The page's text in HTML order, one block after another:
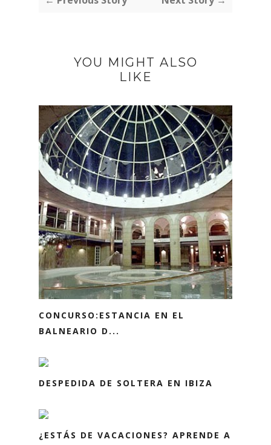
YOU MIGHT ALSO
LIKE
CONCURSO:ESTANCIA EN EL
BALNEARIO D...
DESPEDIDA DE SOLTERA EN IBIZA
¿ESTÁS DE VACACIONES? APRENDE A